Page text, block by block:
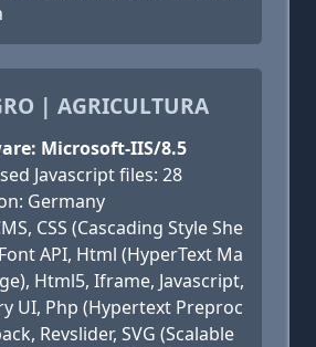
| AGRICULTURA
Microsoft-IIS/8.5
Javascript files: 28
Germany
CSS (Cascading Style She
API, Html (HyperText Ma
Html5, Iframe, Javascript,
UI, Php (Hypertext Preproc
Revslider, SVG (Scalable